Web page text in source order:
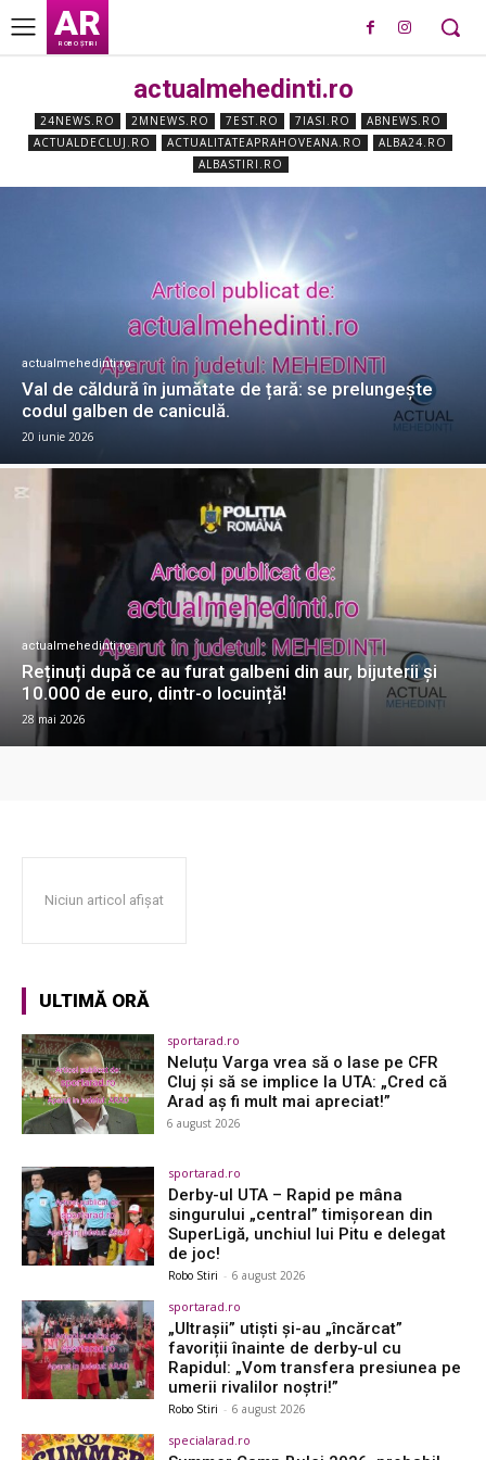
AR
ROBO ȘTIRI
actualmehedinti.ro
24NEWS.RO 2MNEWS.RO 7EST.RO 7IASI.RO
ABNEWS.RO
ACTUALDECLUJ.RO
ACTUALITATEAPRAHOVEANA.RO
ALBA24.RO
ALBASTIRI.RO
actualmehedinti.ro
Val de căldură în jumătate de țară: se prelungește
codul galben de caniculă.
20 iunie 2026
actualmehedinti.ro
Reținuți după ce au furat galbeni din aur, bijuterii și
10.000 de euro, dintr-o locuință!
28 mai 2026
Niciun articol afișat
ULTIMĂ ORĂ
sportarad.ro
Neluțu Varga vrea să o lase pe CFR
Cluj și să se implice la UTA: „Cred că
Arad aș fi mult mai apreciat!”
6 august 2026
sportarad.ro
Derby-ul UTA – Rapid pe mâna
singurului „central” timișorean din
SuperLigă, unchiul lui Pitu e delegat
de joc!
Robo Stiri - 6 august 2026
sportarad.ro
„Ultrașii” utiști și-au „încărcat”
favoriții înainte de derby-ul cu
Rapidul: „Vom transfera presiunea pe
umerii rivalilor noștri!”
Robo Stiri - 6 august 2026
specialarad.ro